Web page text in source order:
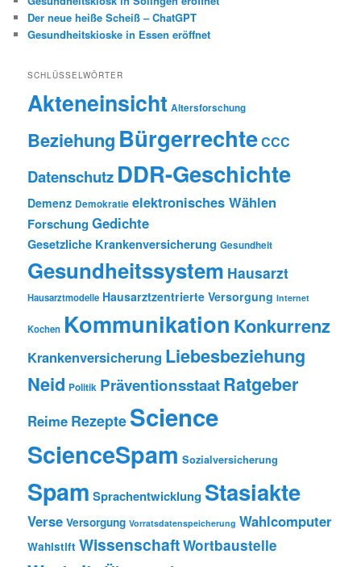
Der neue heiße Scheiß – ChatGPT
Gesundheitskioske in Essen eröffnet
SCHLÜSSELWÖRTER
Akteneinsicht Altersforschung
Beziehung BürgerrechteCCC
Datenschutz DDR-Geschichte
Demenz Demokratie elektronisches Wählen
Forschung Gedichte
Gesetzliche Krankenversicherung Gesundheit
Gesundheitssystem Hausarzt
Hausarztmodelle Hausarztzentrierte Versorgung Internet
Kochen Kommunikation Konkurrenz
Krankenversicherung Liebesbeziehung
Neid Politik PräventionsstaatRatgeber
Reime Rezepte Science
ScienceSpam Sozialversicherung
Spam Sprachentwicklung Stasiakte
Verse Versorgung Vorratsdatenspeicherung Wahlcomputer
Wahlstift WissenschaftWortbaustelle